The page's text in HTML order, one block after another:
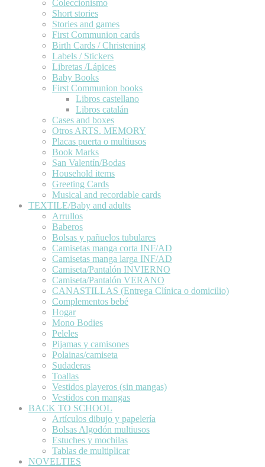
Coleccionismo
Short stories
Stories and games
First Communion cards
Birth Cards / Christening
Labels / Stickers
Libretas /Lápices
Baby Books
First Communion books
Libros castellano
Libros catalán
Cases and boxes
Otros ARTS. MEMORY
Placas puerta o multiusos
Book Marks
San Valentín/Bodas
Household items
Greeting Cards
Musical and recordable cards
TEXTILE/Baby and adults
Arrullos
Baberos
Bolsas y pañuelos tubulares
Camisetas manga corta INF/AD
Camisetas manga larga INF/AD
Camiseta/Pantalón INVIERNO
Camiseta/Pantalón VERANO
CANASTILLAS (Entrega Clínica o domicilio)
Complementos bebé
Hogar
Mono Bodies
Peleles
Pijamas y camisones
Polainas/camiseta
Sudaderas
Toallas
Vestidos playeros (sin mangas)
Vestidos con mangas
BACK TO SCHOOL
Artículos dibujo y papelería
Bolsas Algodón multiusos
Estuches y mochilas
Tablas de multiplicar
NOVELTIES